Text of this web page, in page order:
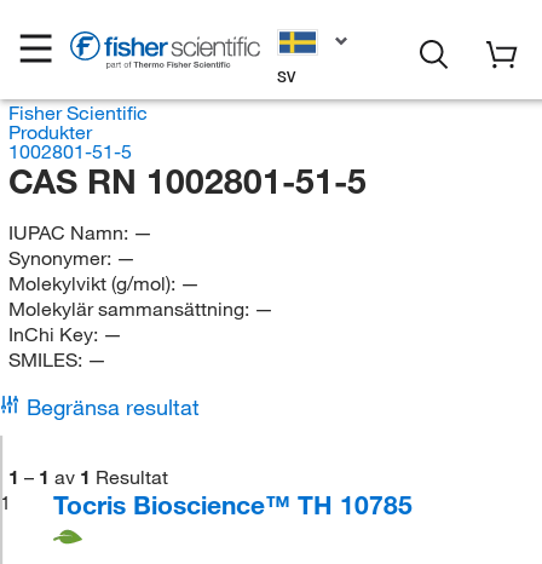
SV
Fisher Scientific
Produkter
1002801-51-5
CAS RN 1002801-51-5
IUPAC Namn: —
Synonymer: —
Molekylvikt (g/mol): —
Molekylär sammansättning: —
InChi Key: —
SMILES: —
Begränsa resultat
1 – 1 av 1 Resultat
1
Tocris Bioscience™ TH 10785